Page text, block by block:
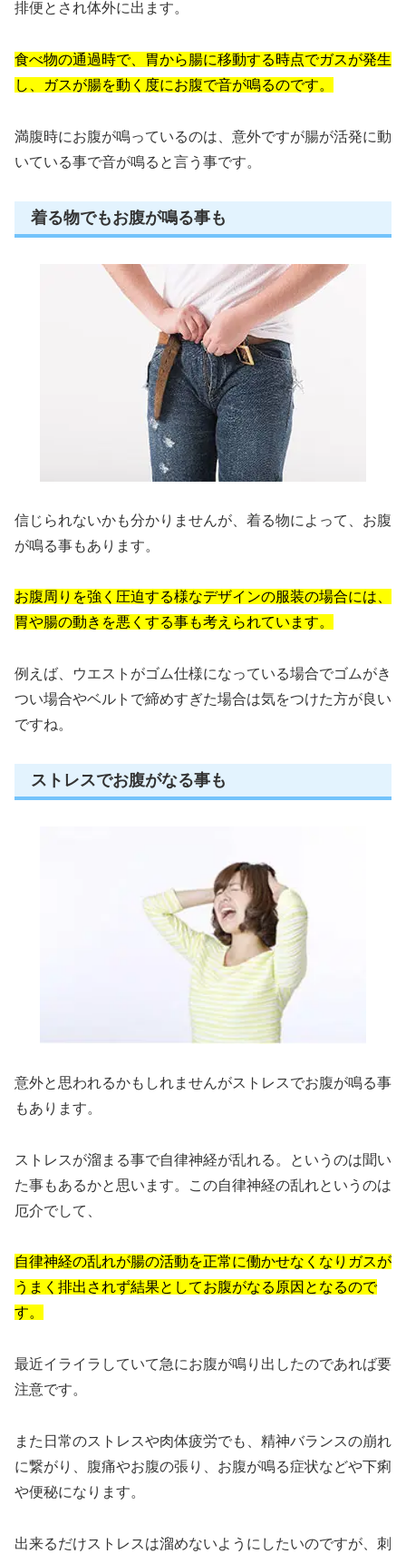
排便とされ体外に出ます。
食べ物の通過時で、胃から腸に移動する時点でガスが発生
し、ガスが腸を動く度にお腹で音が鳴るのです。
満腹時にお腹が鳴っているのは、意外ですが腸が活発に動
いている事で音が鳴ると言う事です。
着る物でもお腹が鳴る事も
信じられないかも分かりませんが、着る物によって、お腹
が鳴る事もあります。
お腹周りを強く圧迫する様なデザインの服装の場合には、
胃や腸の動きを悪くする事も考えられています。
例えば、ウエストがゴム仕様になっている場合でゴムがき
つい場合やベルトで締めすぎた場合は気をつけた方が良い
ですね。
ストレスでお腹がなる事も
意外と思われるかもしれませんがストレスでお腹が鳴る事
もあります。
ストレスが溜まる事で自律神経が乱れる。というのは聞い
た事もあるかと思います。この自律神経の乱れというのは
厄介でして、
自律神経の乱れが腸の活動を正常に働かせなくなりガスが
うまく排出されず結果としてお腹がなる原因となるので
す。
最近イライラしていて急にお腹が鳴り出したのであれば要
注意です。
また日常のストレスや肉体疲労でも、精神バランスの崩れ
に繋がり、腹痛やお腹の張り、お腹が鳴る症状などや下痢
や便秘になります。
出来るだけストレスは溜めないようにしたいのですが、刺